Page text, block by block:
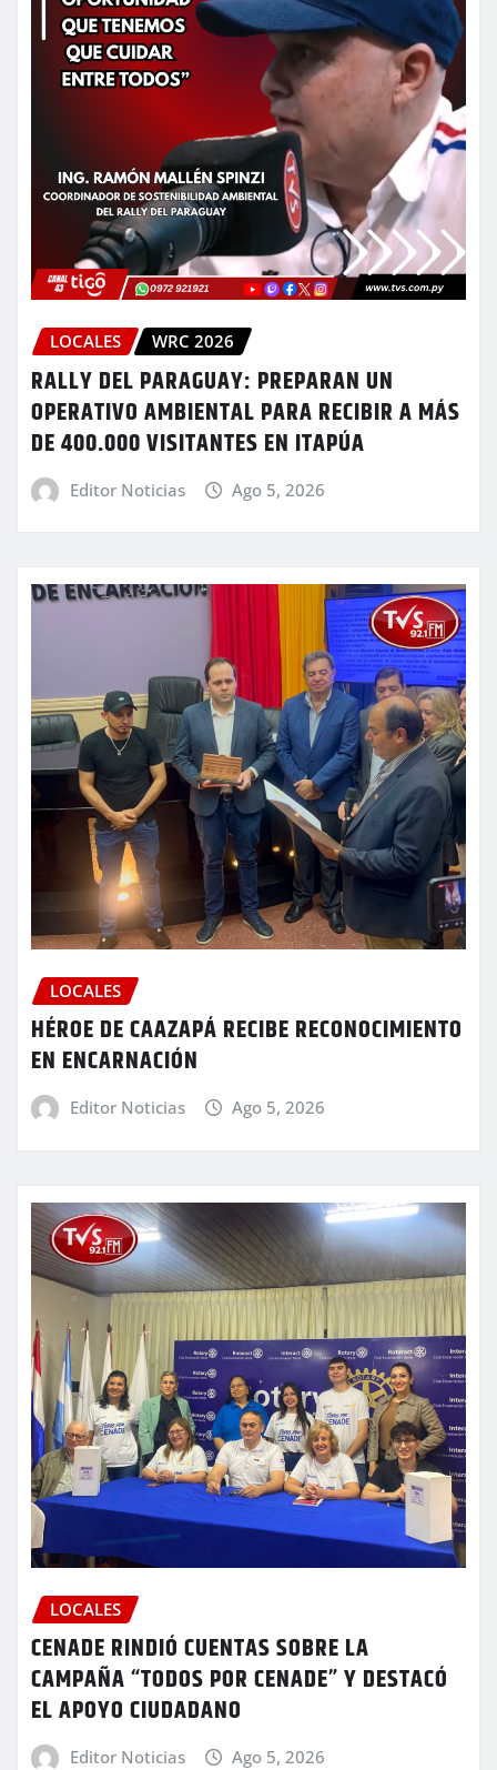
LOCALES WRC 2026
RALLY DEL PARAGUAY: PREPARAN UN
OPERATIVO AMBIENTAL PARA RECIBIR A MÁS
DE 400.000 VISITANTES EN ITAPÚA
Editor Noticias Ago 5, 2026
LOCALES
HÉROE DE CAAZAPÁ RECIBE RECONOCIMIENTO
EN ENCARNACIÓN
Editor Noticias Ago 5, 2026
LOCALES
CENADE RINDIÓ CUENTAS SOBRE LA
CAMPAÑA “TODOS POR CENADE” Y DESTACÓ
EL APOYO CIUDADANO
Editor Noticias Ago 5, 2026